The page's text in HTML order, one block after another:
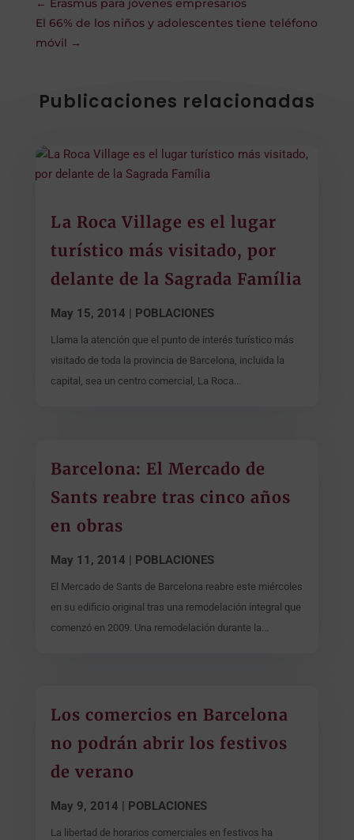
← Erasmus para jóvenes empresarios
El 66% de los niños y adolescentes tiene teléfono
móvil →
Publicaciones relacionadas
La Roca Village es el lugar
turístico más visitado, por
delante de la Sagrada Família
May 15, 2014 POBLACIONES
Llama la atención que el punto de interés turístico más
visitado de toda la provincia de Barcelona, incluida la
capital, sea un centro comercial, La Roca...
Barcelona: El Mercado de
Sants reabre tras cinco años
en obras
May 11, 2014 | POBLACIONES
El Mercado de Sants de Barcelona reabre este miércoles
en su edificio original tras una remodelación integral que
comenzó en 2009. Una remodelación durante la...
Los comercios en Barcelona
no podrán abrir los festivos
de verano
May 9, 2014 | POBLACIONES
La libertad de horarios comerciales en festivos ha